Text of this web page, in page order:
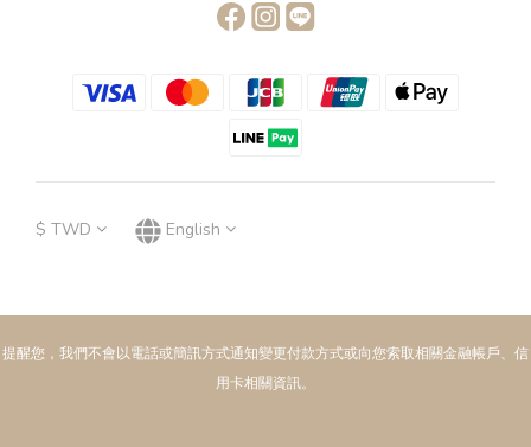
$ TWD English
提醒您，我們不會以電話或簡訊方式通知變更付款方式或向您索取相關金融帳戶、信
用卡相關資訊。